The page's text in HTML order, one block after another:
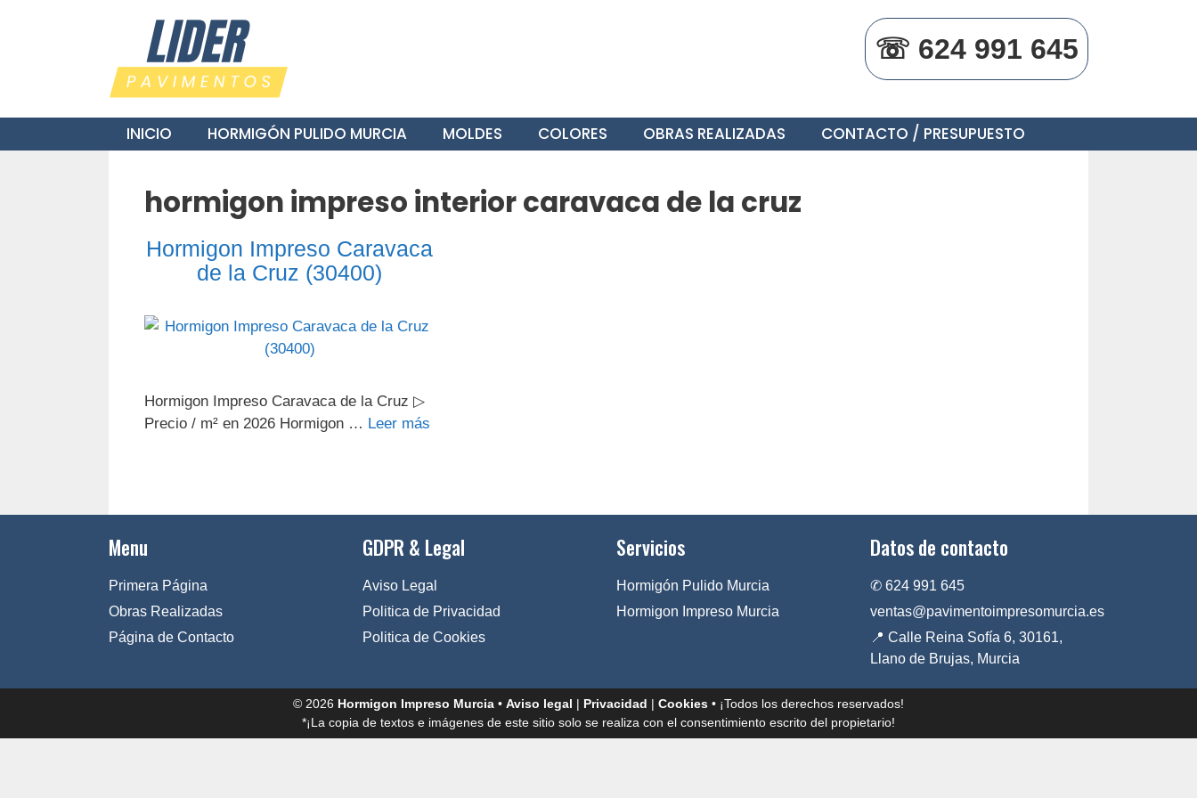
☏ 624 991 645
INICIO HORMIGÓN PULIDO MURCIA MOLDES COLORES OBRAS REALIZADAS CONTACTO / PRESUPUESTO
hormigon impreso interior caravaca de la cruz
Hormigon Impreso Caravaca
de la Cruz (30400)
Hormigon Impreso Caravaca de la Cruz ▷
Precio / m² en 2026 Hormigon … Leer más
Menu
Primera Página
Obras Realizadas
Página de Contacto
GDPR & Legal
Aviso Legal
Politica de Privacidad
Politica de Cookies
Servicios
Hormigón Pulido Murcia
Hormigon Impreso Murcia
Datos de contacto
✆ 624 991 645
ventas@pavimentoimpresomurcia.es
📍 Calle Reina Sofía 6, 30161,
Llano de Brujas, Murcia
© 2026 Hormigon Impreso Murcia • Aviso legal | Privacidad | Cookies • ¡Todos los derechos reservados!
*¡La copia de textos e imágenes de este sitio solo se realiza con el consentimiento escrito del propietario!